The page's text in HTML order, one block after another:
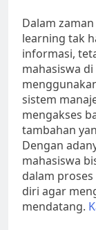
Dalam
learning tak
informasi,
mahasiswa
sistem
mengakses
tambahan
Dengan
mahasiswa
dalam
diri agar
mendatang.